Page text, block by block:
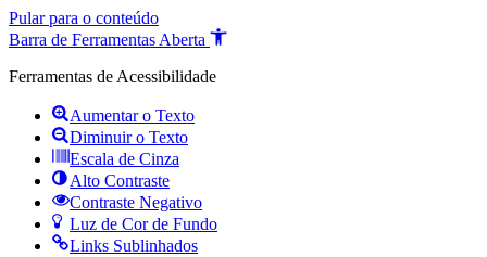
Pular para o conteúdo
Barra de Ferramentas Aberta
Ferramentas de Acessibilidade
Aumentar o Texto
Diminuir o Texto
Escala de Cinza
Alto Contraste
Contraste Negativo
Luz de Cor de Fundo
Links Sublinhados